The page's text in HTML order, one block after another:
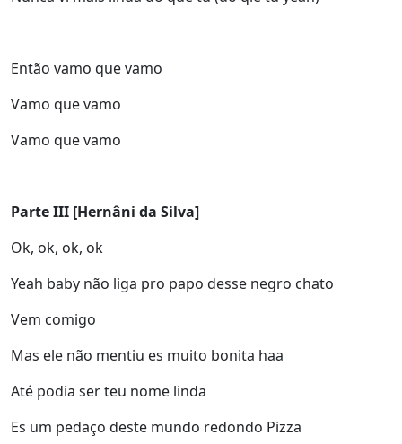
Então vamo que vamo
Vamo que vamo
Vamo que vamo
Parte III [Hernâni da Silva]
Ok, ok, ok, ok
Yeah baby não liga pro papo desse negro chato
Vem comigo
Mas ele não mentiu es muito bonita haa
Até podia ser teu nome linda
Es um pedaço deste mundo redondo Pizza